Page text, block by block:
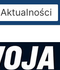
Aktualności